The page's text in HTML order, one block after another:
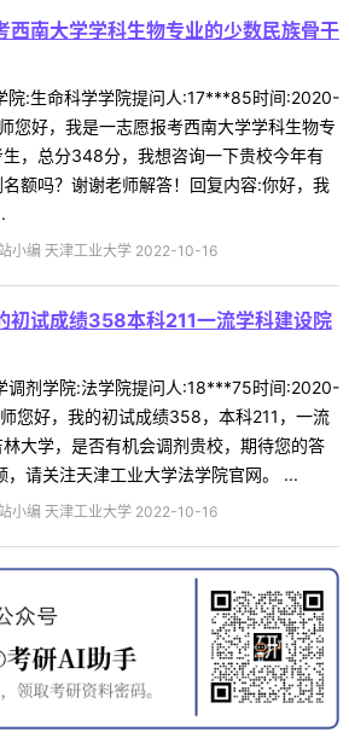
西南大学学科生物专业的少数民族骨干
院:生命科学学院提问人:17***85时间:2020-
您好，我是一志愿报考西南大学学科生物专
，总分348分，我想咨询一下贵校今年有
额吗？谢谢老师解答！回复内容:你好，我
小编 天津工业大学 2022-10-16
初试成绩358本科211一流学科建设院
调剂学院:法学院提问人:18***75时间:2020-
您好，我的初试成绩358，本科211，一流
大学，是否有机会调剂贵校，期待您的答
，请关注天津工业大学法学院官网。 ...
小编 天津工业大学 2022-10-16